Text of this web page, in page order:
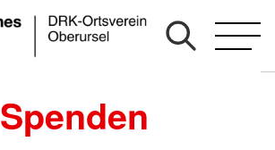
Spenden